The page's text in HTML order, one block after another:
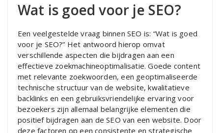
Wat is goed voor je SEO?
Een veelgestelde vraag binnen SEO is: “Wat is goed
voor je SEO?” Het antwoord hierop omvat
verschillende aspecten die bijdragen aan een
effectieve zoekmachineoptimalisatie. Goede content
met relevante zoekwoorden, een geoptimaliseerde
technische structuur van de website, kwalitatieve
backlinks en een gebruiksvriendelijke ervaring voor
bezoekers zijn allemaal belangrijke elementen die
positief bijdragen aan de SEO van een website. Door
deze factoren op een consistente en strategische